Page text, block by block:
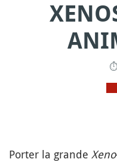
⏱
Porter la grande Xeno